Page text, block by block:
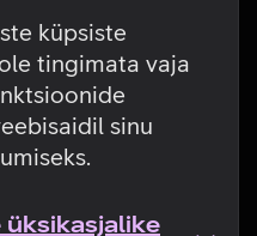
küpsiste
tingimata vaja
sinu
viga